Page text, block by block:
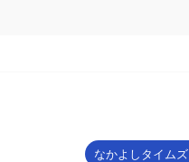
なかよしタイムズ